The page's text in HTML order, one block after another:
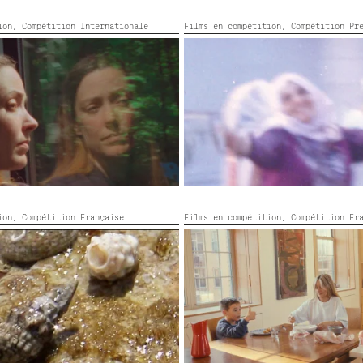
Compétition Internationale
Couleur, 63’
Films en compétition, Compétition
2026,Couleur,
Compétition Française
59’
Films en compétition, Compétition
CHICKEN SOUP
France,
2026, Couleur,66’